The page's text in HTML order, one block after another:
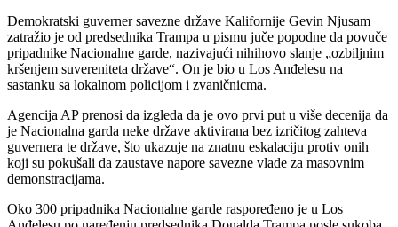
Demokratski guverner savezne države Kalifornije Gevin Njusam
zatražio je od predsednika Trampa u pismu juče popodne da povuče
pripadnike Nacionalne garde, nazivajući nihihovo slanje „ozbiljnim
kršenjem suvereniteta države“. On je bio u Los Anđelesu na
sastanku sa lokalnom policijom i zvaničnicma.
Agencija AP prenosi da izgleda da je ovo prvi put u više decenija da
je Nacionalna garda neke države aktivirana bez izričitog zahteva
guvernera te države, što ukazuje na znatnu eskalaciju protiv onih
koji su pokušali da zaustave napore savezne vlade za masovnim
demonstracijama.
Oko 300 pripadnika Nacionalne garde raspoređeno je u Los